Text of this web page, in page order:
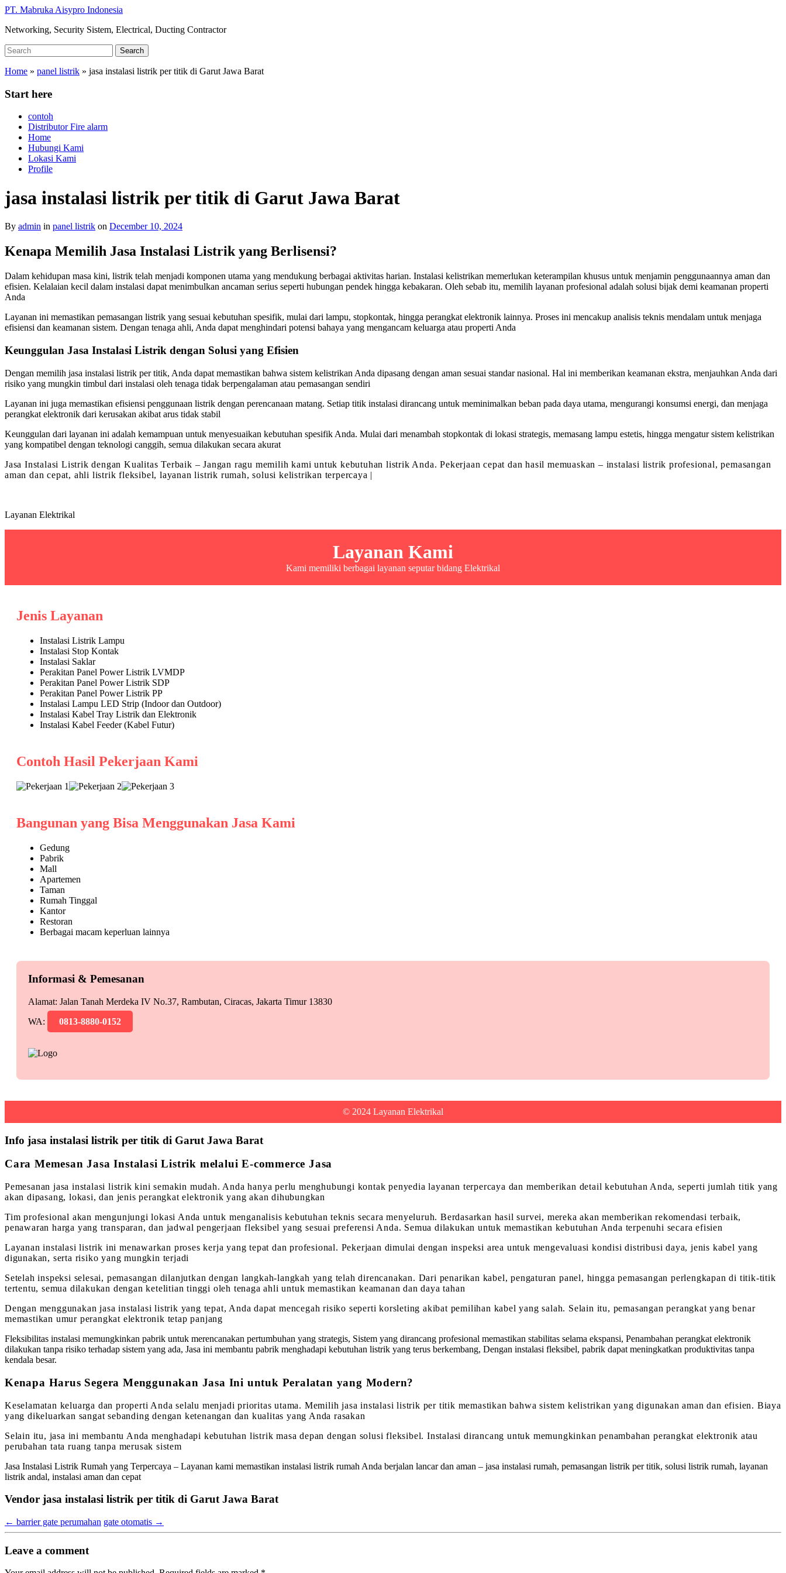
Skip
main
PT. Mabruka Aisypro Indonesia
Networking, Security Sistem, Electrical, Ducting Contractor
Search
for:
Search
Home » panel listrik » jasa instalasi listrik per titik di Garut Jawa Barat
Start here
contoh
Distributor Fire alarm
Home
Hubungi Kami
Lokasi Kami
Profile
jasa instalasi listrik per titik di Garut Jawa Barat
By admin in panel listrik on December 10, 2024
Kenapa Memilih Jasa Instalasi Listrik yang Berlisensi?
Dalam kehidupan masa kini, listrik telah menjadi komponen utama yang mendukung berbagai aktivitas harian. Instalasi kelistrikan memerlukan keterampilan khusus untuk menjamin penggunaannya aman dan
efisien. Kelalaian kecil dalam instalasi dapat menimbulkan ancaman serius seperti hubungan pendek hingga kebakaran. Oleh sebab itu, memilih layanan profesional adalah solusi bijak demi keamanan properti
Anda
Layanan ini memastikan pemasangan listrik yang sesuai kebutuhan spesifik, mulai dari lampu, stopkontak, hingga perangkat elektronik lainnya. Proses ini mencakup analisis teknis mendalam untuk menjaga
efisiensi dan keamanan sistem. Dengan tenaga ahli, Anda dapat menghindari potensi bahaya yang mengancam keluarga atau properti Anda
Keunggulan Jasa Instalasi Listrik dengan Solusi yang Efisien
Dengan memilih jasa instalasi listrik per titik, Anda dapat memastikan bahwa sistem kelistrikan Anda dipasang dengan aman sesuai standar nasional. Hal ini memberikan keamanan ekstra, menjauhkan Anda dari
risiko yang mungkin timbul dari instalasi oleh tenaga tidak berpengalaman atau pemasangan sendiri
Layanan ini juga memastikan efisiensi penggunaan listrik dengan perencanaan matang. Setiap titik instalasi dirancang untuk meminimalkan beban pada daya utama, mengurangi konsumsi energi, dan menjaga
perangkat elektronik dari kerusakan akibat arus tidak stabil
Keunggulan dari layanan ini adalah kemampuan untuk menyesuaikan kebutuhan spesifik Anda. Mulai dari menambah stopkontak di lokasi strategis, memasang lampu estetis, hingga mengatur sistem kelistrikan
yang kompatibel dengan teknologi canggih, semua dilakukan secara akurat
Jasa Instalasi Listrik dengan Kualitas Terbaik – Jangan ragu memilih kami untuk kebutuhan listrik Anda. Pekerjaan cepat dan hasil memuaskan – instalasi listrik profesional, pemasangan
aman dan cepat, ahli listrik fleksibel, layanan listrik rumah, solusi kelistrikan terpercaya |
Layanan Elektrikal
Layanan Kami
Kami memiliki berbagai layanan seputar bidang Elektrikal
Jenis Layanan
Instalasi Listrik Lampu
Instalasi Stop Kontak
Instalasi Saklar
Perakitan Panel Power Listrik LVMDP
Perakitan Panel Power Listrik SDP
Perakitan Panel Power Listrik PP
Instalasi Lampu LED Strip (Indoor dan Outdoor)
Instalasi Kabel Tray Listrik dan Elektronik
Instalasi Kabel Feeder (Kabel Futur)
Contoh Hasil Pekerjaan Kami
Bangunan yang Bisa Menggunakan Jasa Kami
Gedung
Pabrik
Mall
Apartemen
Taman
Rumah Tinggal
Kantor
Restoran
Berbagai macam keperluan lainnya
Informasi & Pemesanan
Alamat: Jalan Tanah Merdeka IV No.37, Rambutan, Ciracas, Jakarta Timur 13830
WA:
0813-8880-0152
© 2024 Layanan Elektrikal
Info jasa instalasi listrik per titik di Garut Jawa Barat
Cara Memesan Jasa Instalasi Listrik melalui E-commerce Jasa
Pemesanan jasa instalasi listrik kini semakin mudah. Anda hanya perlu menghubungi kontak penyedia layanan terpercaya dan memberikan detail kebutuhan Anda, seperti jumlah titik yang
akan dipasang, lokasi, dan jenis perangkat elektronik yang akan dihubungkan
Tim profesional akan mengunjungi lokasi Anda untuk menganalisis kebutuhan teknis secara menyeluruh. Berdasarkan hasil survei, mereka akan memberikan rekomendasi terbaik,
penawaran harga yang transparan, dan jadwal pengerjaan fleksibel yang sesuai preferensi Anda. Semua dilakukan untuk memastikan kebutuhan Anda terpenuhi secara efisien
Layanan instalasi listrik ini menawarkan proses kerja yang tepat dan profesional. Pekerjaan dimulai dengan inspeksi area untuk mengevaluasi kondisi distribusi daya, jenis kabel yang
digunakan, serta risiko yang mungkin terjadi
Setelah inspeksi selesai, pemasangan dilanjutkan dengan langkah-langkah yang telah direncanakan. Dari penarikan kabel, pengaturan panel, hingga pemasangan perlengkapan di titik-titik
tertentu, semua dilakukan dengan ketelitian tinggi oleh tenaga ahli untuk memastikan keamanan dan daya tahan
Dengan menggunakan jasa instalasi listrik yang tepat, Anda dapat mencegah risiko seperti korsleting akibat pemilihan kabel yang salah. Selain itu, pemasangan perangkat yang benar
memastikan umur perangkat elektronik tetap panjang
Fleksibilitas instalasi memungkinkan pabrik untuk merencanakan pertumbuhan yang strategis, Sistem yang dirancang profesional memastikan stabilitas selama ekspansi, Penambahan perangkat elektronik
dilakukan tanpa risiko terhadap sistem yang ada, Jasa ini membantu pabrik menghadapi kebutuhan listrik yang terus berkembang, Dengan instalasi fleksibel, pabrik dapat meningkatkan produktivitas tanpa
kendala besar.
Kenapa Harus Segera Menggunakan Jasa Ini untuk Peralatan yang Modern?
Keselamatan keluarga dan properti Anda selalu menjadi prioritas utama. Memilih jasa instalasi listrik per titik memastikan bahwa sistem kelistrikan yang digunakan aman dan efisien. Biaya
yang dikeluarkan sangat sebanding dengan ketenangan dan kualitas yang Anda rasakan
Selain itu, jasa ini membantu Anda menghadapi kebutuhan listrik masa depan dengan solusi fleksibel. Instalasi dirancang untuk memungkinkan penambahan perangkat elektronik atau
perubahan tata ruang tanpa merusak sistem
Jasa Instalasi Listrik Rumah yang Terpercaya – Layanan kami memastikan instalasi listrik rumah Anda berjalan lancar dan aman – jasa instalasi rumah, pemasangan listrik per titik, solusi listrik rumah, layanan
listrik andal, instalasi aman dan cepat
Vendor jasa instalasi listrik per titik di Garut Jawa Barat
← barrier gate perumahan gate otomatis →
Leave a comment